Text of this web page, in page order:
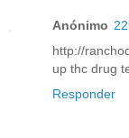
Anónimo
http://
up thc drug
Responder